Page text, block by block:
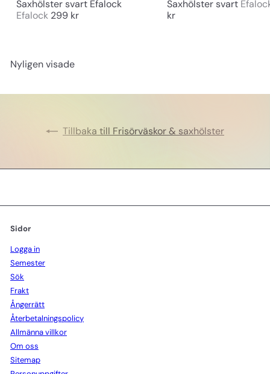
Saxhölster svart Efalock
Efalock 299 kr
Saxhölster svart
kr
Nyligen visade
Tillbaka till Frisörväskor & saxhölster
Sidor
Logga in
Semester
Sök
Frakt
Ångerrätt
Återbetalningspolicy
Allmänna villkor
Om oss
Sitemap